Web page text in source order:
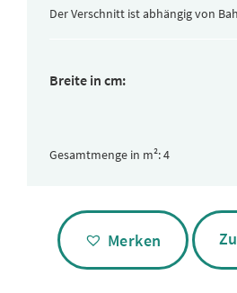
Der Verschnitt ist abhängig von
Breite in cm:
Gesamtmenge in m²:
Alternative:
Merken